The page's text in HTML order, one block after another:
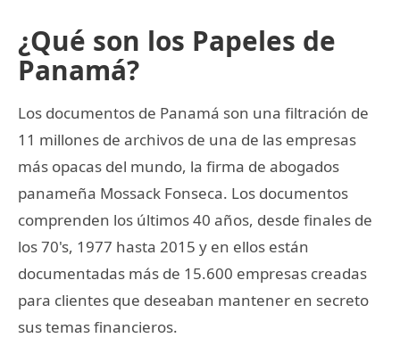
¿Qué son los Papeles de
Panamá?
Los documentos de Panamá son una filtración de
11 millones de archivos de una de las empresas
más opacas del mundo, la firma de abogados
panameña Mossack Fonseca. Los documentos
comprenden los últimos 40 años, desde finales de
los 70's, 1977 hasta 2015 y en ellos están
documentadas más de 15.600 empresas creadas
para clientes que deseaban mantener en secreto
sus temas financieros.